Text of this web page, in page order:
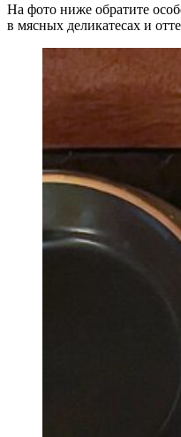
На фото ниже обратите
в мясных деликатесах и